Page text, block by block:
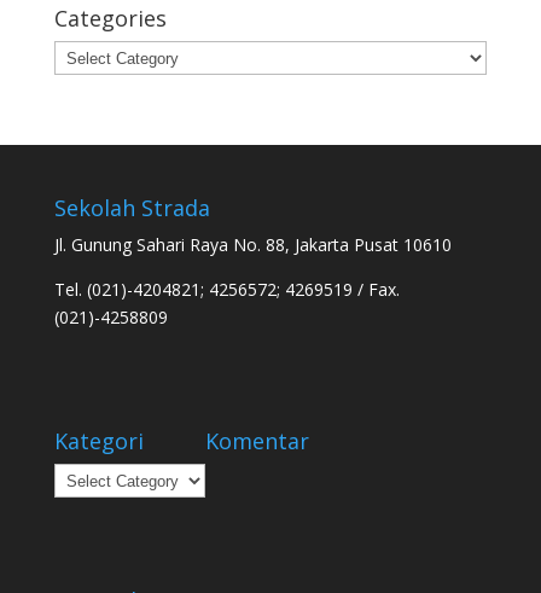
Categories
Categories
Sekolah Strada
Jl. Gunung Sahari Raya No. 88, Jakarta Pusat 10610
Tel. (021)-4204821; 4256572; 4269519 / Fax.
(021)-4258809
Kategori
Kategori
Komentar